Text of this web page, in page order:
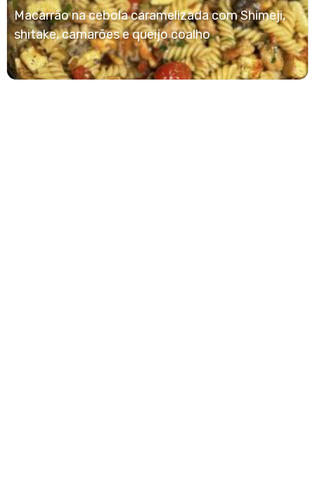
Macarrão na cebola caramelizada com Shimeji,
shitake, camarões e queijo coalho